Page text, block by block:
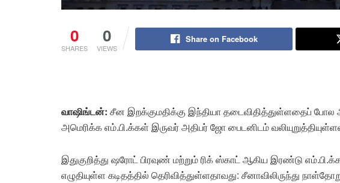
0
SHARES
0
VIEWS
Share on Facebook
வாஷிங்டன்: சீன இறக்குமதிக்கு இந்தியா தடைவிதித்துள்ளதைப் போல
அமெரிக்க எம்.பி.க்கள் இருவர் அதிபர் ஜோ பைடனிடம்
இதுகுறித்து ஷரோட் பிரவுண் மற்றும் ரிக் ஸ்காட் ஆகிய இரண்டு
எழுதியுள்ள கடிதத்தில் தெரிவித்துள்ளதாவது: சீனாவிலிருந்து